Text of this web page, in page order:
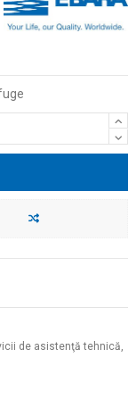
de asistenţă tehnică,